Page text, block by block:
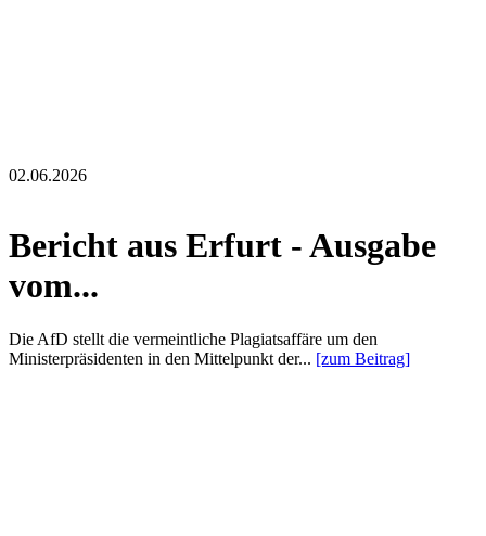
02.06.2026
Bericht aus Erfurt - Ausgabe
vom...
Die AfD stellt die vermeintliche Plagiatsaffäre um den
Ministerpräsidenten in den Mittelpunkt der... [zum Beitrag]